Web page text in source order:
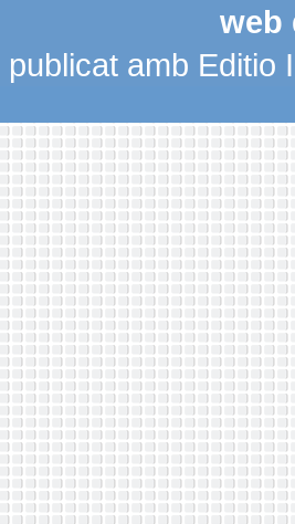
web
publicat amb Editio